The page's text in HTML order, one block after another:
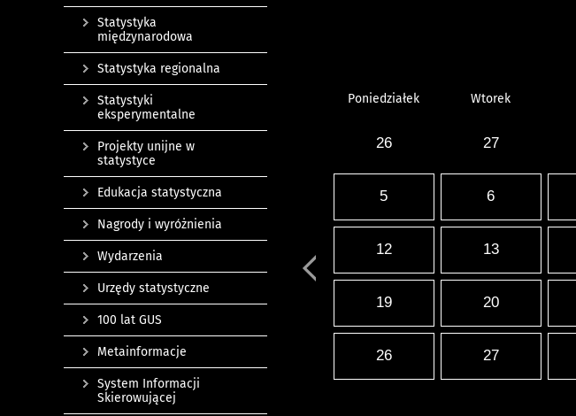
Poniedziałek Wtorek
26 27
5 6
12 13
19 20
26 27
Statystyka
międzynarodowa
Statystyka regionalna
Statystyki
eksperymentalne
Projekty unijne w
statystyce
Edukacja statystyczna
Nagrody i wyróżnienia
Wydarzenia
Urzędy statystyczne
100 lat GUS
Metainformacje
System Informacji
Skierowującej